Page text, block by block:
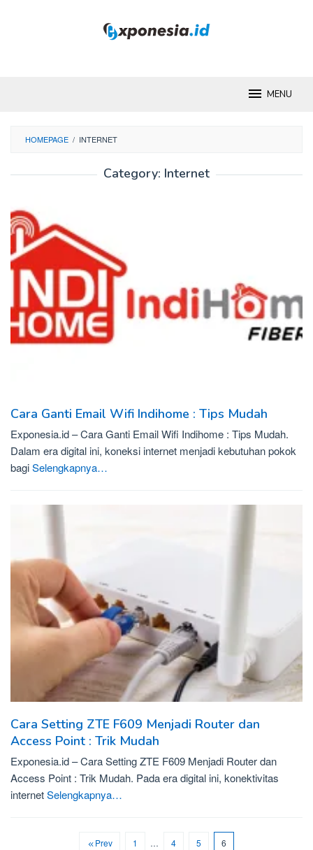
MENU
HOMEPAGE / INTERNET
Category: Internet
Cara Ganti Email Wifi Indihome : Tips Mudah
Exponesia.id – Cara Ganti Email Wifi Indihome : Tips Mudah.
Dalam era digital ini, koneksi internet menjadi kebutuhan pokok
bagiSelengkapnya…
Cara Setting ZTE F609 Menjadi Router dan
Access Point : Trik Mudah
Exponesia.id – Cara Setting ZTE F609 Menjadi Router dan
Access Point : Trik Mudah. Pada era digital ini, konektivitas
internetSelengkapnya…
Prev 1 … 4 5 6